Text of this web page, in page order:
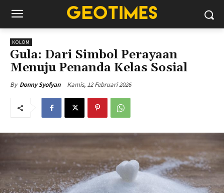
KOLOM
Gula: Dari Simbol Perayaan
Menuju Penanda Kelas Sosial
By Donny Syofyan Kamis, 12 Februari 2026